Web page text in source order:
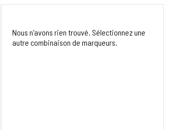
Nous n'avons rien trouvé. Sélectionnez une
autre combinaison de marqueurs.